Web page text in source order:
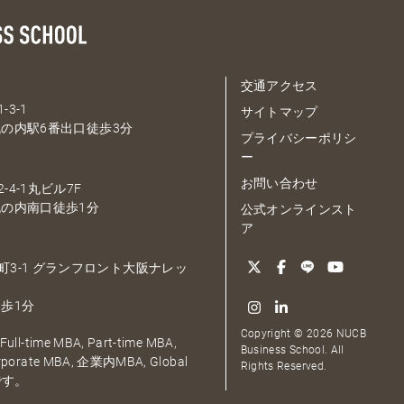
3-1
内駅6番出口徒歩3分
4-1丸ビル7F
内南口徒歩1分
3-1 グランフロント大阪ナレッ
1分
time MBA, Part-time MBA,
MBA, 企業内MBA, Global
。
交通アクセス
サイトマップ
プライバシーポリシ
ー
お問い合わせ
公式オンラインスト
ア
Copyright © 2026 NUCB
Business School. All
Rights Reserved.